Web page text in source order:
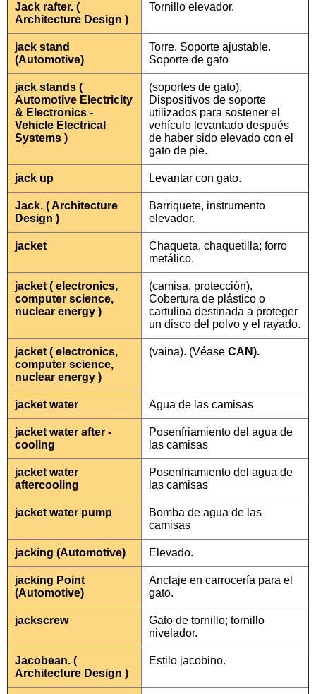
Jack rafter. (
Architecture Design )
Tornillo elevador.
jack stand
(Automotive)
Torre. Soporte ajustable.
Soporte de gato
jack stands (
Automotive Electricity
& Electronics -
Vehicle Electrical
Systems )
(soportes de gato).
Dispositivos de soporte
utilizados para sostener el
vehículo levantado después
de haber sido elevado con el
gato de pie.
jack up Levantar con gato.
Jack. ( Architecture
Design )
Barriquete, instrumento
elevador.
jacket
Chaqueta, chaquetilla; forro
metálico.
jacket ( electronics,
computer science,
nuclear energy )
(camisa, protección).
Cobertura de plástico o
cartulina destinada a proteger
un disco del polvo y el rayado.
jacket ( electronics,
computer science,
nuclear energy )
(vaina). (Véase CAN).
jacket water Agua de las camisas
jacket water after -
cooling
Posenfriamiento del agua de
las camisas
jacket water
aftercooling
Posenfriamiento del agua de
las camisas
jacket water pump
Bomba de agua de las
camisas
jacking (Automotive) Elevado.
jacking Point
(Automotive)
Anclaje en carrocería para el
gato.
jackscrew
Gato de tornillo; tornillo
nivelador.
Jacobean. (
Architecture Design )
Estilo jacobino.